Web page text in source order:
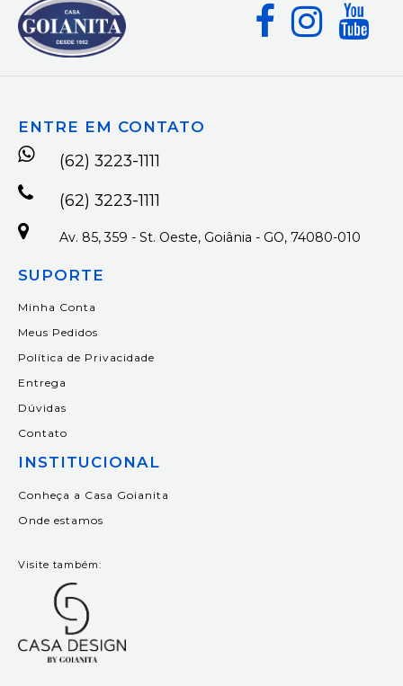
ENTRE EM CONTATO
(62) 3223-1111
(62) 3223-1111
Av. 85, 359 - St. Oeste, Goiânia - GO, 74080-010
SUPORTE
Minha Conta
Meus Pedidos
Política de Privacidade
Entrega
Dúvidas
Contato
INSTITUCIONAL
Conheça a Casa Goianita
Onde estamos
Visite também: